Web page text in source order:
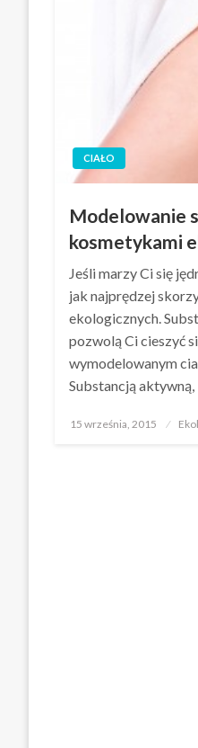
CIAŁO
Modelowanie
kosmetykami
Jeśli marzy Ci się
jak najprędzej
ekologicznych.
pozwolą Ci cieszyć
wymodelowanym
Substancją
Opublikowane
15 września, 2015